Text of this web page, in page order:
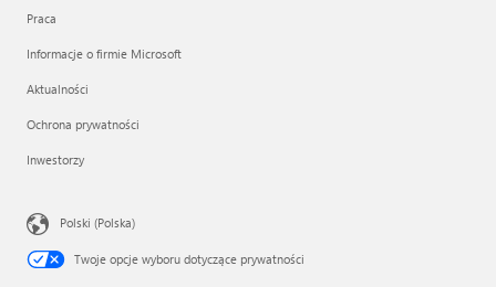
Praca
Informacje o firmie Microsoft
Aktualności
Ochrona prywatności
Inwestorzy
Polski (Polska)
Twoje opcje wyboru dotyczące prywatności